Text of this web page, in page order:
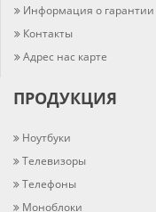
Информация о гарантии
Контакты
Адрес нас карте
ПРОДУКЦИЯ
Ноутбуки
Телевизоры
Телефоны
Моноблоки